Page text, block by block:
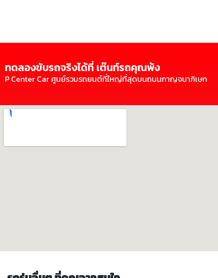
ทดลองขับรถจริงได้ที่ เต๊นท์รถคุณพ้ง
P Center Car ศูนย์รวมรถยนต์ที่ใหญ่ที่สุดบนถนนกาญจนาภิเษก